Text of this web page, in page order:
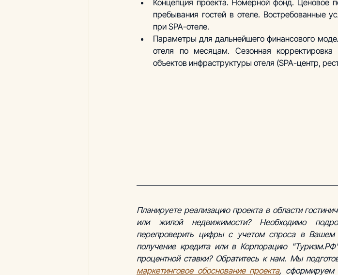
Концепция проекта. Номерной фонд. Ценовое
пребывания гостей в отеле. Востребованные
при SPA-отеле.
Параметры для дальнейшего финансового
отеля по месяцам. Сезонная
объектов инфраструктуры отеля (SPA-центр,
Планируете реализацию проекта в области
или жилой недвижимости? Необходимо
перепроверить цифры с учетом спроса в Вашем
получение кредита или в Корпорацию
маркетинговое обоснование проекта, сформируем